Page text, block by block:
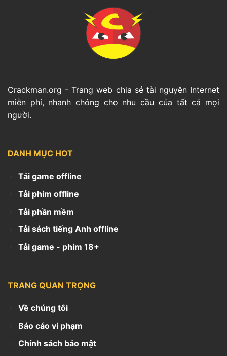
Crackman.org - Trang web chia sẻ tài nguyên Internet
miễn phí, nhanh chóng cho nhu cầu của tất cả mọi
người.
DANH MỤC HOT
Tải game offline
Tải phim offline
Tải phần mềm
Tải sách tiếng Anh offline
Tải game - phim 18+
TRANG QUAN TRỌNG
Về chúng tôi
Báo cáo vi phạm
Chính sách bảo mật